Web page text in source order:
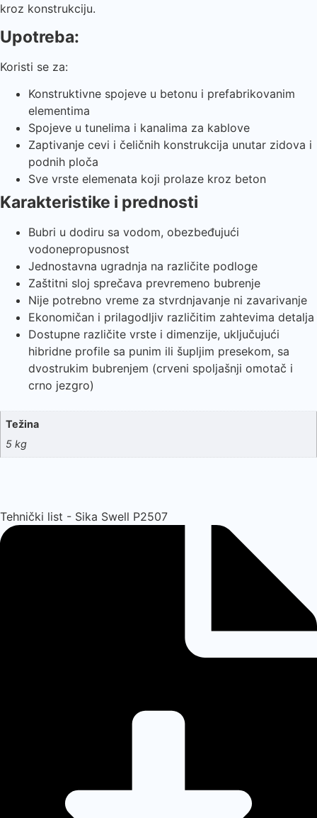
kroz konstrukciju.
Upotreba:
Koristi se za:
Konstruktivne spojeve u betonu i prefabrikovanim
elementima
Spojeve u tunelima i kanalima za kablove
Zaptivanje cevi i čeličnih konstrukcija unutar zidova i
podnih ploča
Sve vrste elemenata koji prolaze kroz beton
Karakteristike i prednosti
Bubri u dodiru sa vodom, obezbeđujući
vodonepropusnost
Jednostavna ugradnja na različite podloge
Zaštitni sloj sprečava prevremeno bubrenje
Nije potrebno vreme za stvrdnjavanje ni zavarivanje
Ekonomičan i prilagodljiv različitim zahtevima detalja
Dostupne različite vrste i dimenzije, uključujući
hibridne profile sa punim ili šupljim presekom, sa
dvostrukim bubrenjem (crveni spoljašnji omotač i
crno jezgro)
Težina
5 kg
Tehnički list - Sika Swell P2507